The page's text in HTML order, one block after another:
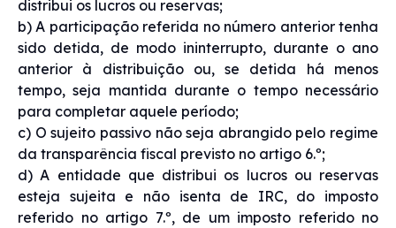
distribui os lucros ou reservas;
b) A participação referida no número anterior tenha
sido detida, de modo ininterrupto, durante o ano
anterior à distribuição ou, se detida há menos
tempo, seja mantida durante o tempo necessário
para completar aquele período;
c) O sujeito passivo não seja abrangido pelo regime
da transparência fiscal previsto no artigo 6.º;
d) A entidade que distribui os lucros ou reservas
esteja sujeita e não isenta de IRC, do imposto
referido no artigo 7.º, de um imposto referido no